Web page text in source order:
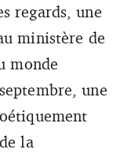
regards, une
ministère de
monde
une
la